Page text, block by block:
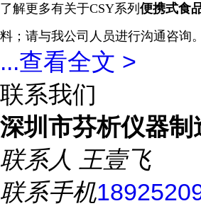
了解更多有关于CSY系列 便携式食
料；请与我公司人员进行沟通咨询。
...查看全文 >
联系我们
深圳市芬析仪器制
联系人 王壹飞
联系手机